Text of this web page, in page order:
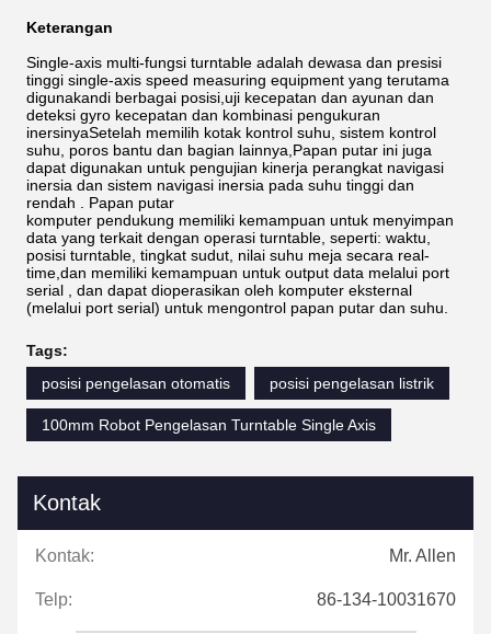
Keterangan
Single-axis multi-fungsi turntable adalah dewasa dan presisi
tinggi single-axis speed measuring equipment yang terutama
digunakandi berbagai posisi,uji kecepatan dan ayunan dan
deteksi gyro kecepatan dan kombinasi pengukuran
inersinyaSetelah memilih kotak kontrol suhu, sistem kontrol
suhu, poros bantu dan bagian lainnya,Papan putar ini juga
dapat digunakan untuk pengujian kinerja perangkat navigasi
inersia dan sistem navigasi inersia pada suhu tinggi dan
rendah . Papan putar
komputer pendukung memiliki kemampuan untuk menyimpan
data yang terkait dengan operasi turntable, seperti: waktu,
posisi turntable, tingkat sudut, nilai suhu meja secara real-
time,dan memiliki kemampuan untuk output data melalui port
serial , dan dapat dioperasikan oleh komputer eksternal
(melalui port serial) untuk mengontrol papan putar dan suhu.
Tags:
posisi pengelasan otomatis
posisi pengelasan listrik
100mm Robot Pengelasan Turntable Single Axis
Kontak
Kontak: Mr. Allen
Telp: 86-134-10031670